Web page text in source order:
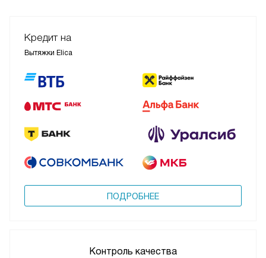
Кредит на
Вытяжки Elica
ПОДРОБНЕЕ
Контроль качества